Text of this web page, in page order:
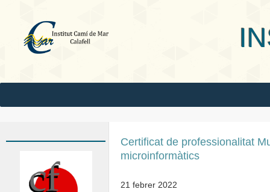
INS
Certificat de professionalitat
microinformàtics
21 febrer 2022